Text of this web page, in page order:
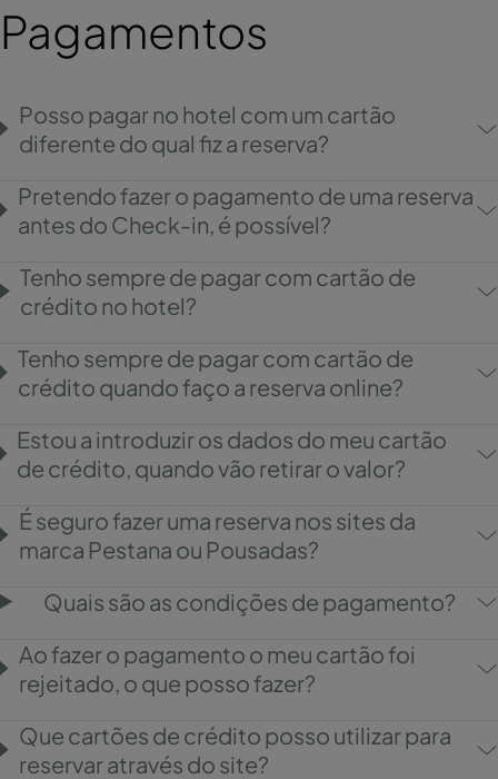
Pagamentos
Posso pagar no hotel com um cartão
diferente do qual fiz a reserva?
Pretendo fazer o pagamento de uma reserva
antes do Check-in, é possível?
Tenho sempre de pagar com cartão de
crédito no hotel?
Tenho sempre de pagar com cartão de
crédito quando faço a reserva online?
Estou a introduzir os dados do meu cartão
de crédito, quando vão retirar o valor?
É seguro fazer uma reserva nos sites da
marca Pestana ou Pousadas?
Quais são as condições de pagamento?
Ao fazer o pagamento o meu cartão foi
rejeitado, o que posso fazer?
Que cartões de crédito posso utilizar para
reservar através do site?